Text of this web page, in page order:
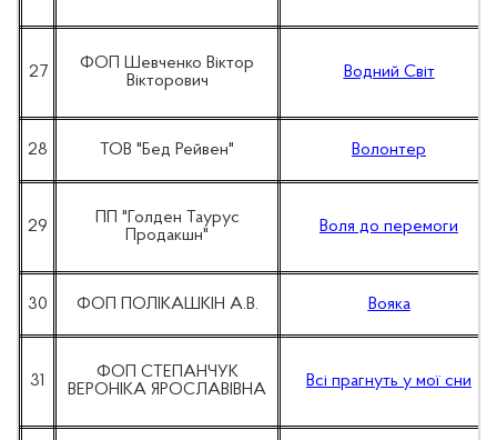
27
ФОП Шевченко Віктор
Вікторович
Водний Світ
28 ТОВ "Бед Рейвен" Волонтер
29
ПП "Голден Таурус
Продакшн"
Воля до перемоги
30 ФОП ПОЛІКАШКІН А.В. Вояка
31
ФОП СТЕПАНЧУК
ВЕРОНІКА ЯРОСЛАВІВНА
Всі прагнуть у мої сни